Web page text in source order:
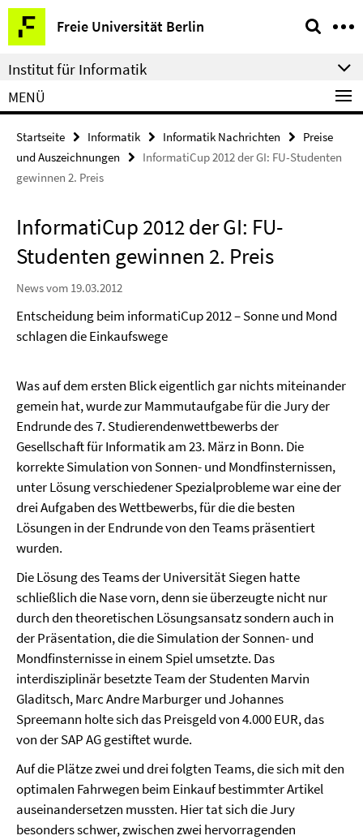
Springe
direkt
zu
Inhalt
Freie Universität Berlin
Service-
Navigation
Institut für Informatik
MENÜ
Startseite Informatik Informatik Nachrichten
Preise
und Auszeichnungen
InformatiCup 2012 der GI: FU-Studenten
gewinnen 2. Preis
InformatiCup 2012 der GI: FU-
Studenten gewinnen 2. Preis
News vom 19.03.2012
Entscheidung beim informatiCup 2012 – Sonne und Mond
schlagen die Einkaufswege
Was auf dem ersten Blick eigentlich gar nichts miteinander
gemein hat, wurde zur Mammutaufgabe für die Jury der
Endrunde des 7. Studierendenwettbewerbs der
Gesellschaft für Informatik am 23. März in Bonn. Die
korrekte Simulation von Sonnen- und Mondfinsternissen,
unter Lösung verschiedener Spezialprobleme war eine der
drei Aufgaben des Wettbewerbs, für die die besten
Lösungen in der Endrunde von den Teams präsentiert
wurden.
Die Lösung des Teams der Universität Siegen hatte
schließlich die Nase vorn, denn sie überzeugte nicht nur
durch den theoretischen Lösungsansatz sondern auch in
der Präsentation, die die Simulation der Sonnen- und
Mondfinsternisse in einem Spiel umsetzte. Das
interdisziplinär besetzte Team der Studenten Marvin
Gladitsch, Marc Andre Marburger und Johannes
Spreemann holte sich das Preisgeld von 4.000 EUR, das
von der SAP AG gestiftet wurde.
Auf die Plätze zwei und drei folgten Teams, die sich mit den
optimalen Fahrwegen beim Einkauf bestimmter Artikel
auseinandersetzen mussten. Hier tat sich die Jury
besonders schwer, zwischen zwei hervorragenden